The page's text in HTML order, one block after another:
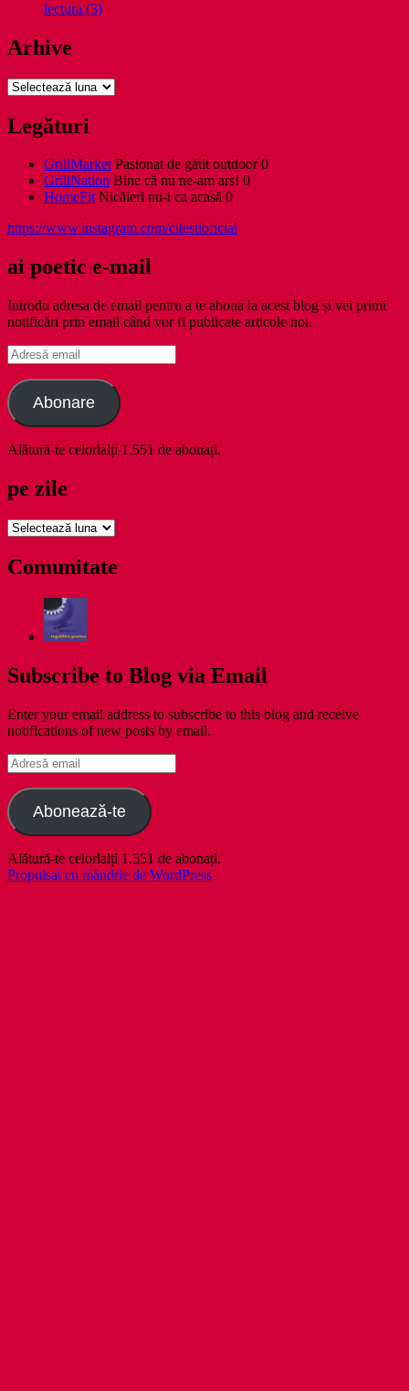
lectura (3)
Arhive
Arhive
Legături
GrillMarketPasionat de gătit outdoor 0
GrillNation Bine că nu ne-am ars! 0
HomeFitNicăieri nu-i ca acasă 0
https://www.instagram.com/citestioficial
ai poetic e-mail
Introdu adresa de email pentru a te abona la acest blog și vei primi
notificări prin email când vor fi publicate articole noi.
Adresă
email
Abonare
Alătură-te celorlalți 1.551 de abonați.
pe zile
pe
Comunitate
Subscribe to Blog via Email
Enter your email address to subscribe to this blog and receive
notifications of new posts by email.
Adresă
email
Abonează-te
Alătură-te celorlalți 1.551 de abonați.
Propulsat cu mândrie de WordPress